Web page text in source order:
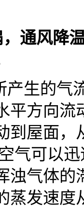
通风降
产生的气
平方向
到屋面
气可以
浊气体
蒸发速